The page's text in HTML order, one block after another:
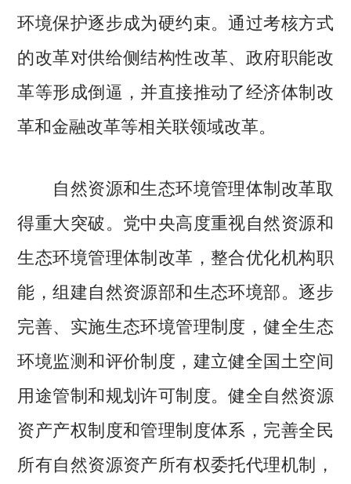
环境保护逐步成为硬约束。通过考核方式
的改革对供给侧结构性改革、政府职能改
革等形成倒逼，并直接推动了经济体制改
革和金融改革等相关联领域改革。
自然资源和生态环境管理体制改革取
得重大突破。党中央高度重视自然资源和
生态环境管理体制改革，整合优化机构职
能，组建自然资源部和生态环境部。逐步
完善、实施生态环境管理制度，健全生态
环境监测和评价制度，建立健全国土空间
用途管制和规划许可制度。健全自然资源
资产产权制度和管理制度体系，完善全民
所有自然资源资产所有权委托代理机制，